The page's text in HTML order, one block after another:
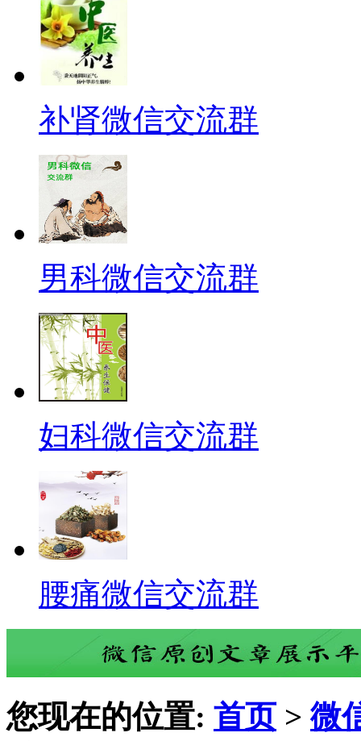
补肾微信交流群
男科微信交流群
妇科微信交流群
腰痛微信交流群
您现在的位置: 首页 >微